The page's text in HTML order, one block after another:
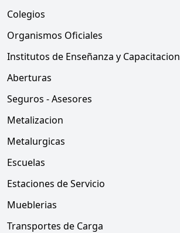
Colegios
Organismos Oficiales
Institutos de Enseñanza y Capacitacion
Aberturas
Seguros - Asesores
Metalizacion
Metalurgicas
Escuelas
Estaciones de Servicio
Mueblerias
Transportes de Carga